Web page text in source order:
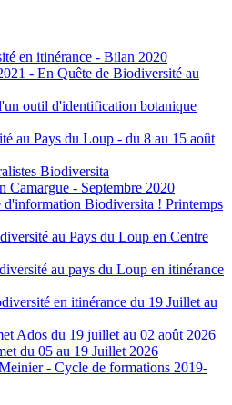
en itinérance - Bilan 2020
- En Quête de Biodiversité au
outil d'identification botanique
au Pays du Loup - du 8 au 15 août
Biodiversita
Camargue - Septembre 2020
d'information Biodiversita ! Printemps
au Pays du Loup en Centre
au pays du Loup en itinérance
en itinérance du 19 Juillet au
Ados du 19 juillet au 02 août 2026
du 05 au 19 Juillet 2026
- Cycle de formations 2019-